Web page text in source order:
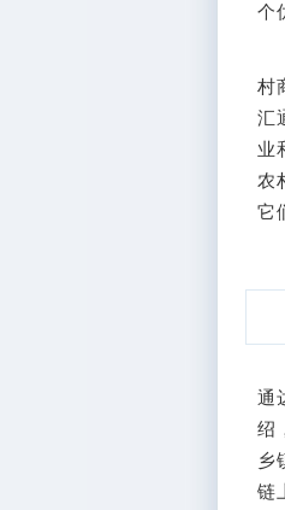
个
村
汇
业
农
它
通
绍
乡
链